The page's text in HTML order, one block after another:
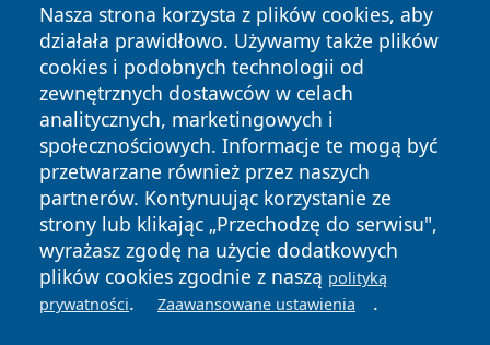
Nasza strona korzysta z plików cookies, aby
działała prawidłowo. Używamy także plików
cookies i podobnych technologii od
zewnętrznych dostawców w celach
analitycznych, marketingowych i
społecznościowych. Informacje te mogą być
przetwarzane również przez naszych
partnerów. Kontynuując korzystanie ze
strony lub klikając „Przechodzę do serwisu",
wyrażasz zgodę na użycie dodatkowych
plików cookies zgodnie z naszą polityką
prywatności. Zaawansowane ustawienia .
Copyright © 2026 portalzory.pl Wszystkie prawa zastrzeżone.
News Autorzy
Polityka
Prywatności
Polityka
Cookies